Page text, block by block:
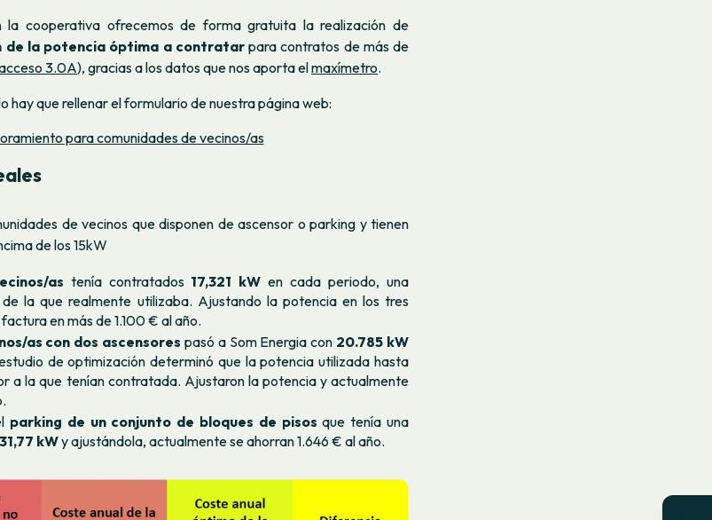
cooperativa ofrecemos de forma gratuita la realización de
de la potencia óptima a contratarpara contratos de más de
3.0A), gracias a los datos que nos aporta elmaxímetro.
hay que rellenar el formulario de nuestra página web:
para comunidades de vecinos/as
de vecinos que disponen de ascensor o parking y tienen
de los 15kW
as tenía contratados 17,321 kW en cada periodo, una
la que realmente utilizaba. Ajustando la potencia en los tres
en más de 1.100 € al año.
as con dos ascensores pasó a Som Energia con 20.785 kW
de optimización determinó que la potencia utilizada hasta
a la que tenían contratada. Ajustaron la potencia y actualmente
parking de un conjunto de bloques de pisos que tenía una
31,77 kWy ajustándola, actualmente se ahorran 1.646 € al año.